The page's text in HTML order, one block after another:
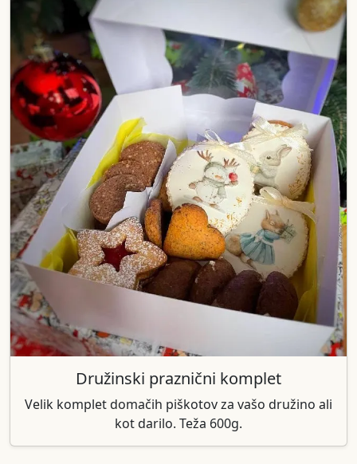
Družinski praznični komplet
Velik komplet domačih piškotov za vašo družino ali
kot darilo. Teža 600g.